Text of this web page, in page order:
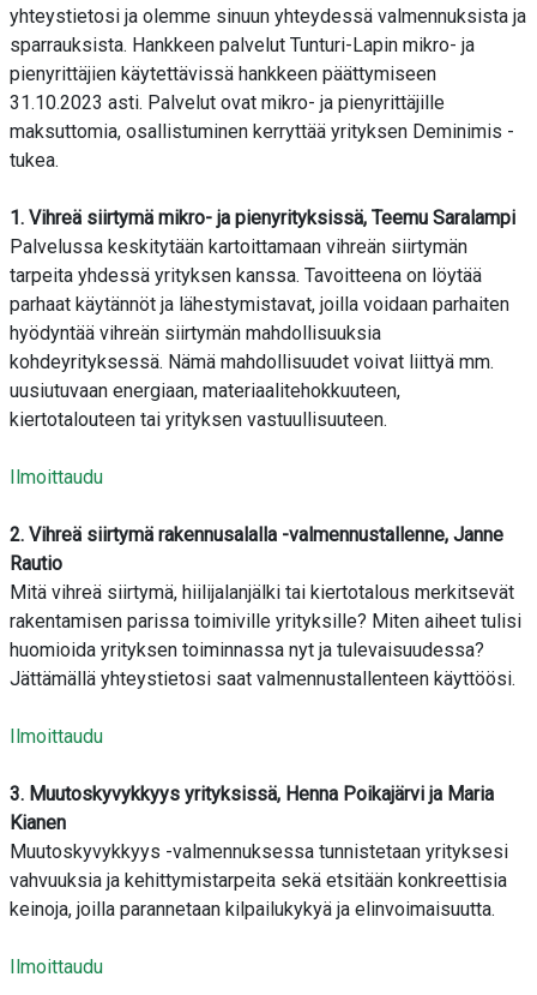
yhteystietosi ja olemme sinuun yhteydessä valmennuksista ja
sparrauksista. Hankkeen palvelut Tunturi-Lapin mikro- ja
pienyrittäjien käytettävissä hankkeen päättymiseen
31.10.2023 asti. Palvelut ovat mikro- ja pienyrittäjille
maksuttomia, osallistuminen kerryttää yrityksen Deminimis -
tukea.
1. Vihreä siirtymä mikro- ja pienyrityksissä, Teemu Saralampi
Palvelussa keskitytään kartoittamaan vihreän siirtymän
tarpeita yhdessä yrityksen kanssa. Tavoitteena on löytää
parhaat käytännöt ja lähestymistavat, joilla voidaan parhaiten
hyödyntää vihreän siirtymän mahdollisuuksia
kohdeyrityksessä. Nämä mahdollisuudet voivat liittyä mm.
uusiutuvaan energiaan, materiaalitehokkuuteen,
kiertotalouteen tai yrityksen vastuullisuuteen.
Ilmoittaudu
2. Vihreä siirtymä rakennusalalla -valmennustallenne, Janne
Rautio
Mitä vihreä siirtymä, hiilijalanjälki tai kiertotalous merkitsevät
rakentamisen parissa toimiville yrityksille? Miten aiheet tulisi
huomioida yrityksen toiminnassa nyt ja tulevaisuudessa?
Jättämällä yhteystietosi saat valmennustallenteen käyttöösi.
Ilmoittaudu
3. Muutoskyvykkyys yrityksissä, Henna Poikajärvi ja Maria
Kianen
Muutoskyvykkyys -valmennuksessa tunnistetaan yrityksesi
vahvuuksia ja kehittymistarpeita sekä etsitään konkreettisia
keinoja, joilla parannetaan kilpailukykyä ja elinvoimaisuutta.
Ilmoittaudu